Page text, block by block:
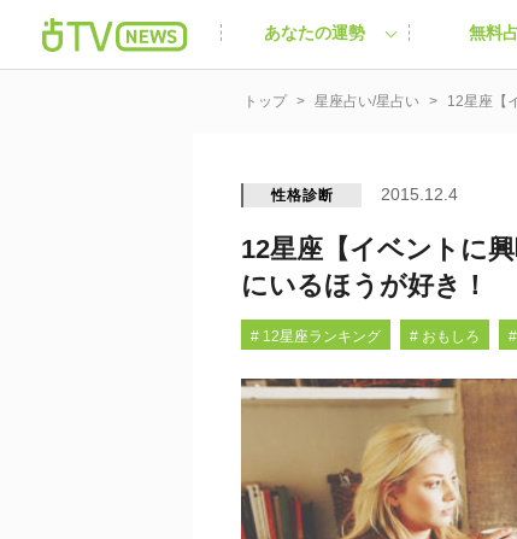
あなたの運勢 無料
性格診断 2015.12.4
12星座【イベントに
にいるほうが好き！
# 12星座ランキング # おもしろ
トップ 星座占い/星占い 12星座【